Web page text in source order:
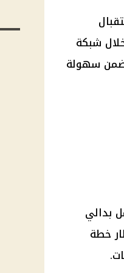
شبكة
سهولة
تشمل بدالي
خطة